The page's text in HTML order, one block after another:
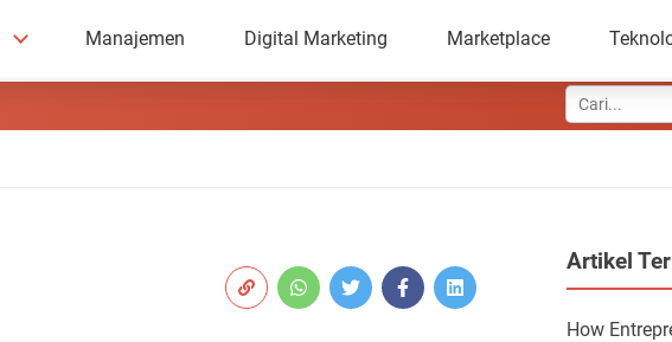
Manajemen Digital Marketing Marketplace
Artikel
How